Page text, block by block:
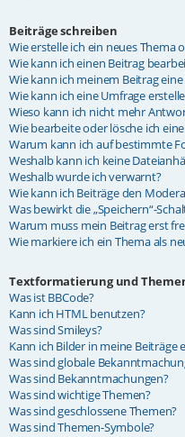
Beiträge schreiben
Wie erstelle ich ein neues Thema
Wie kann ich einen Beitrag
Wie kann ich meinem Beitrag
Wie kann ich eine Umfrage
Wieso kann ich nicht mehr
Wie bearbeite oder lösche ich
Warum kann ich auf bestimmte
Weshalb kann ich keine
Weshalb wurde ich verwarnt?
Wie kann ich Beiträge den
Was bewirkt die „Speichern“-
Warum muss mein Beitrag erst
Wie markiere ich ein Thema als
Textformatierung und
Was ist BBCode?
Kann ich HTML benutzen?
Was sind Smileys?
Kann ich Bilder in meine Beiträge
Was sind globale
Was sind Bekanntmachungen?
Was sind wichtige Themen?
Was sind geschlossene Themen?
Was sind Themen-Symbole?